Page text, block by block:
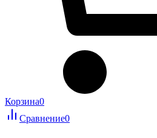
Корзина0
Сравнение0